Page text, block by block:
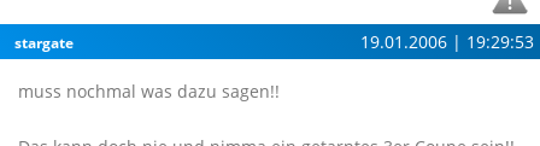
stargate 19.01.2006 | 19:29:53
muss nochmal was dazu sagen!!